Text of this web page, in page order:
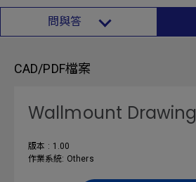
問與答
CAD/PDF檔案
Wallmount Drawing
版本 : 1.00
作業系統: Others